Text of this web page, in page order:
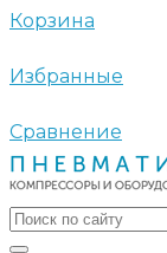
Корзина
Избранные
Сравнение